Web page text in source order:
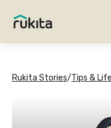
Rukita Stories/Tips &